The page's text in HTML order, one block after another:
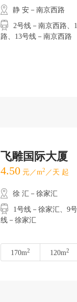
静 安－南京西路
2号线－南京西路
路、13号线－南京西路
飞雕国际大厦
4.50 元／m2 ／天 起
徐 汇－徐家汇
1号线－徐家汇、9
线－徐家汇
170m2 120m2